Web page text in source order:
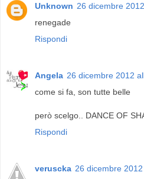
Unknown 26 dicembre
renegade
Rispondi
Angela 26 dicembre 2012
come si fa, son tutte belle
però scelgo.. DANCE OF
Rispondi
veruscka 26 dicembre